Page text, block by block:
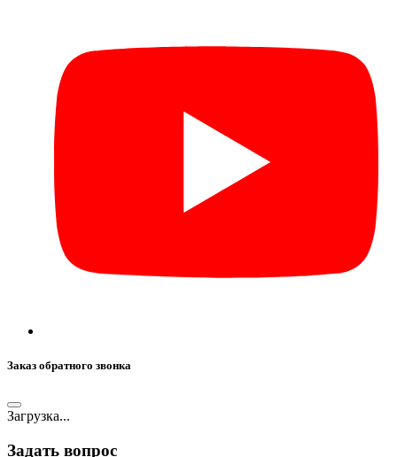
Заказ обратного звонка
Загрузка...
Задать вопрос